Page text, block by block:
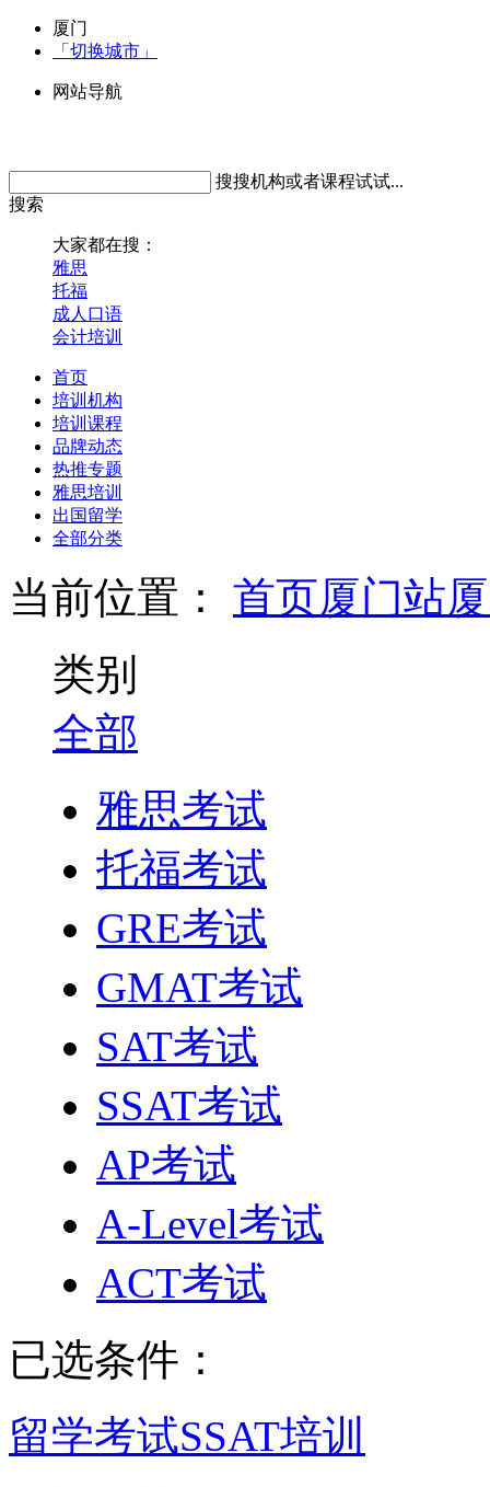
厦门
「切换城市」
网站导航
搜搜机构或者课程试试...
搜索
大家都在搜：
雅思
托福
成人口语
会计培训
首页
培训机构
培训课程
品牌动态
热推专题
雅思培训
出国留学
全部分类
当前位置： 首页厦门站
类别
全部
雅思考试
托福考试
GRE考试
GMAT考试
SAT考试
SSAT考试
AP考试
A-Level考试
ACT考试
已选条件：
留学考试SSAT培训